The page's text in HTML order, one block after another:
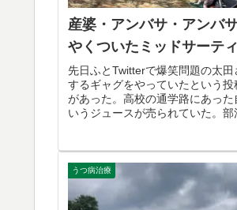
産婆・アンバサ・アンバ
やくついたミッドサーテ
先日ふとTwitterで爆笑問題の太
するギャグをやっていたという
があった。高校の通学路にあっ
いうジュースが売られていた。部
うつ病治療